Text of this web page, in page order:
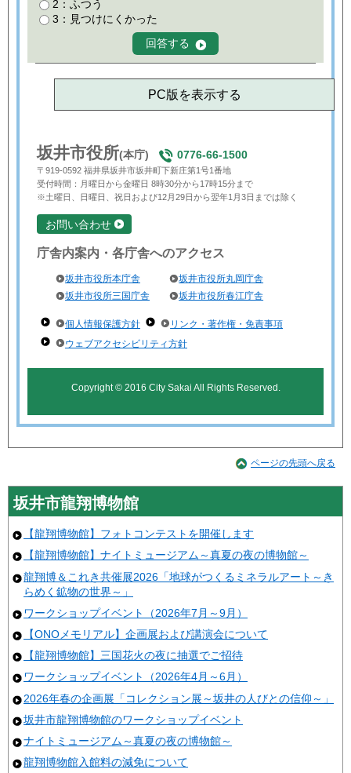
2：ふつう
3：見つけにくかった
PC版を表示する
坂井市役所(本庁) 0776-66-1500
〒919-0592 福井県坂井市坂井町下新庄第1号1番地
受付時間：月曜日から金曜日 8時30分から17時15分まで
※土曜日、日曜日、祝日および12月29日から翌年1月3日までは除く
お問い合わせ
庁舎内案内・各庁舎へのアクセス
坂井市役所本庁舎
坂井市役所丸岡庁舎
坂井市役所三国庁舎
坂井市役所春江庁舎
個人情報保護方針
リンク・著作権・免責事項
ウェブアクセシビリティ方針
Copyright © 2016 City Sakai All Rights Reserved.
ページの先頭へ戻る
坂井市龍翔博物館
【龍翔博物館】フォトコンテストを開催します
【龍翔博物館】ナイトミュージアム～真夏の夜の博物館～
龍翔博＆これき共催展2026「地球がつくるミネラルアート～き
らめく鉱物の世界～」
ワークショップイベント（2026年7月～9月）
【ONOメモリアル】企画展および講演会について
【龍翔博物館】三国花火の夜に抽選でご招待
ワークショップイベント（2026年4月～6月）
2026年春の企画展「コレクション展～坂井の人びとの信仰～」
坂井市龍翔博物館のワークショップイベント
ナイトミュージアム～真夏の夜の博物館～
龍翔博物館入館料の減免について